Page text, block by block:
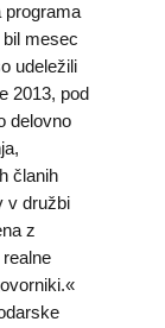
programa
mesec
udeležili
2013, pod
delovno
članih
v družbi
z